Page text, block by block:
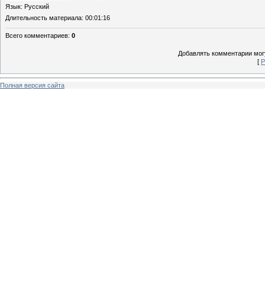
Язык: Русский
Длительность материала: 00:01:16
Всего комментариев: 0
Добавлять комментарии
[
Полная версия сайта